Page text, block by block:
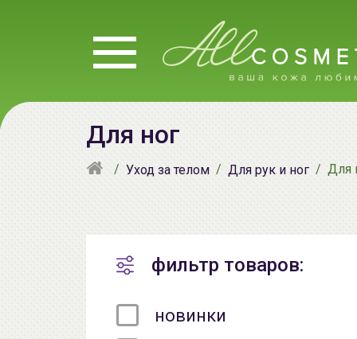
Для ног
Уход за телом Для рук и ног Для
фильтр товаров:
новинки